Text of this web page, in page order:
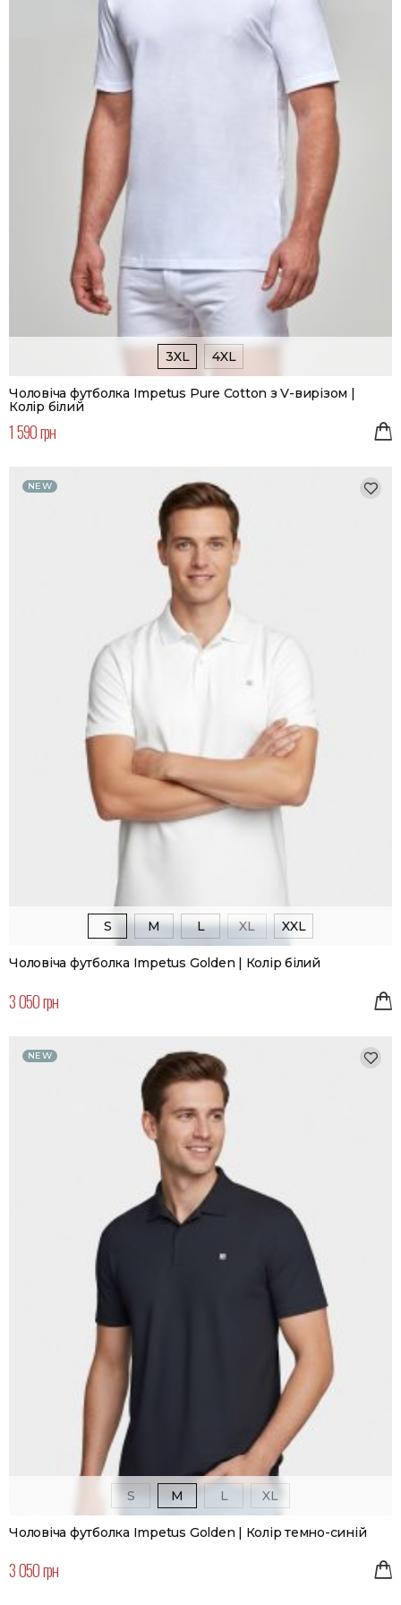
3XL 4XL
Чоловіча футболка Impetus Pure Cotton з V-вирізом |
Колір білий
1 590 грн
NEW
S M L XL XXL
Чоловіча футболка Impetus Golden | Колір білий
3 050 грн
NEW
S M L XL
Чоловіча футболка Impetus Golden | Колір темно-синій
3 050 грн